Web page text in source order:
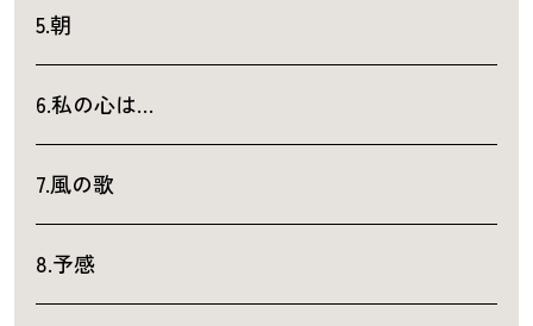
5.朝
6.私の心は…
7.風の歌
8.予感